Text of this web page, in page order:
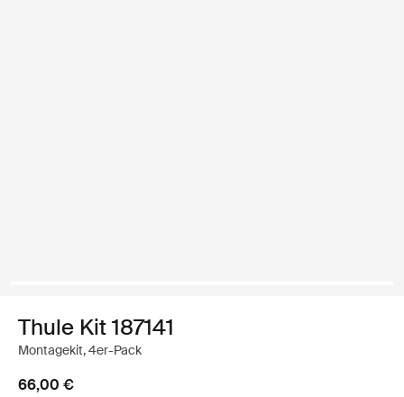
Thule Kit 187141
Montagekit, 4er-Pack
66,00 €